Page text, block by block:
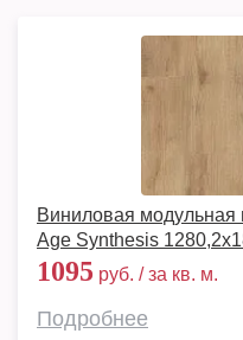
Виниловая модульная
Age Synthesis
1095 руб. / за кв. м.
Подробнее